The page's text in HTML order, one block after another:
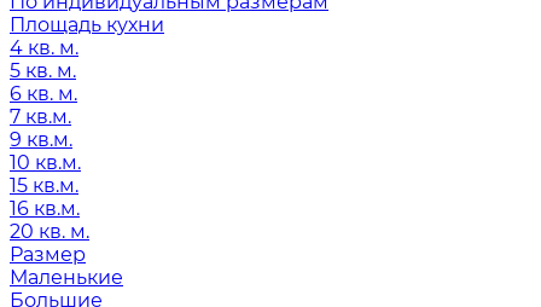
Площадь кухни
4 кв. м.
5 кв. м.
6 кв. м.
7 кв.м.
9 кв.м.
10 кв.м.
15 кв.м.
16 кв.м.
20 кв. м.
Размер
Маленькие
Большие